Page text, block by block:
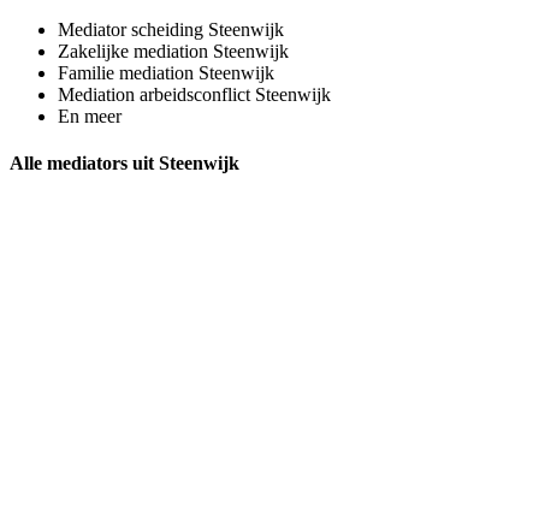
Mediator scheiding Steenwijk
Zakelijke mediation Steenwijk
Familie mediation Steenwijk
Mediation arbeidsconflict Steenwijk
En meer
Alle mediators uit Steenwijk